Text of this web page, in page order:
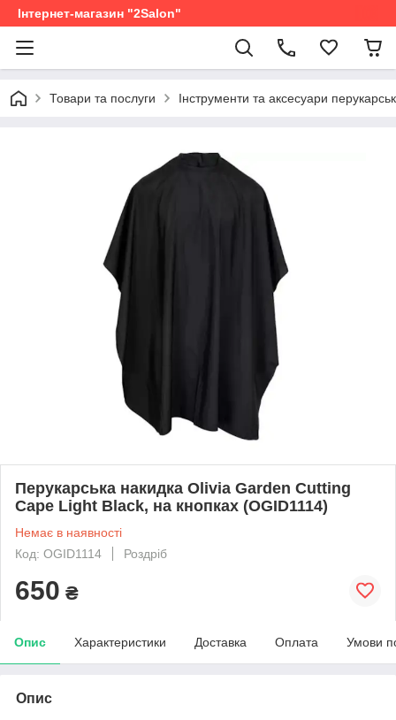
Інтернет-магазин "2Salon"
Товари та послуги Інструменти та аксесуари
Перукарська накидка Olivia Garden Cutting
Cape Light Black, на кнопках (OGID1114)
Немає в наявності
Код: OGID1114
Роздріб
650 ₴
Опис Характеристики Доставка Оплата Умови
Опис